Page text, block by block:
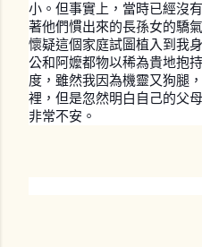
小。但事實上，當時已經沒
著他們慣出來的長孫女的驕
懷疑這個家庭試圖植入到我
公和阿嬤都物以稀為貴地抱
度，雖然我因為機靈又狗腿
裡，但是忽然明白自己的父
非常不安。